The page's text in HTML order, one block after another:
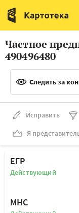
Италия
Люксембург
Латвия
Словения
Франция
Швеция
Мальта
Частное
490496480
Следить за
Исправить
Я
ЕГР
Действующий
МНС